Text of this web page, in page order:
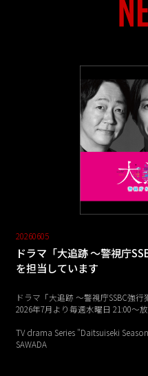
20260605
ドラマ「大追跡 ～警視庁
を担当しています
ドラマ「大追跡 ～警視庁SSBC強
2026年7月より毎週水曜日 21:00〜放
TV drama Series "Daitsuiseki
SAWADA